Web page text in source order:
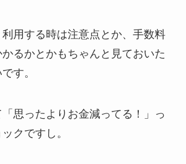
用する時は注意点とか、手数料
るかとかもちゃんと見ておいた
す。
思ったよりお金減ってる！」っ
クですし。